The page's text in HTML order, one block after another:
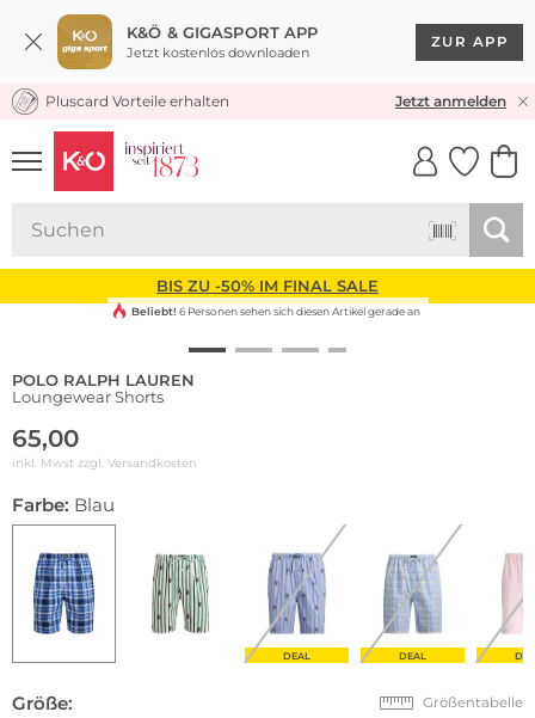
K&Ö & GIGASPORT APP
Jetzt kostenlos downloaden
ZUR APP
KOSTENLOSER VERSAND* & RÜCKVERSAND
Pluscard Vorteile erhalten Jetzt anmelden
UNSERE APP
CLICK &
BIS ZU -50% IM FINAL SALE
Beliebt! 6 Personen sehen sich diesen Artikel gerade an
POLO RALPH LAUREN
Loungewear Shorts
65,00
inkl. Mwst zzgl. Versandkosten
Farbe: Blau
DEAL DEAL
Größe: Größentabelle